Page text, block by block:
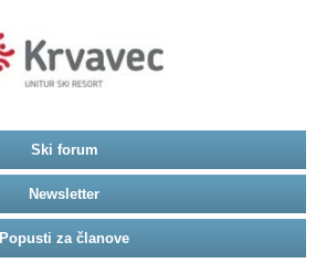
Ski forum
Newsletter
Popusti za članove